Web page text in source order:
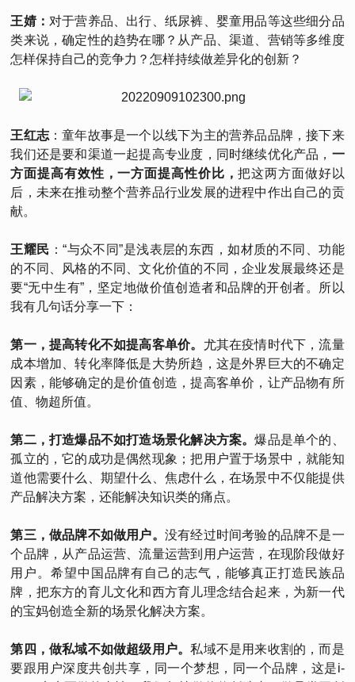
王婧： 对于营养品、出行、纸尿裤、婴童用品等这些细分品
类来说，确定性的趋势在哪？从产品、渠道、营销等多维度
怎样保持自己的竞争力？怎样持续做差异化的创新？
王红志 ：童年故事是一个以线下为主的营养品品牌，接下来
我们还是要和渠道一起提高专业度，同时继续优化产品， 一
方面提高有效性，一方面提高性价比，把这两方面做好以
后，未来在推动整个营养品行业发展的进程中作出自己的贡
献。
王耀民 ：“与众不同”是浅表层的东西，如材质的不同、功能
的不同、风格的不同、文化价值的不同，企业发展最终还是
要“无中生有”，坚定地做价值创造者和品牌的开创者。所以
我有几句话分享一下：
第一，提高转化不如提高客单价。 尤其在疫情时代下，流量
成本增加、转化率降低是大势所趋，这是外界巨大的不确定
因素，能够确定的是价值创造，提高客单价，让产品物有所
值、物超所值。
第二，打造爆品不如打造场景化解决方案。爆品是单个的、
孤立的，它的成功是偶然现象；把用户置于场景中，就能知
道他需要什么、期望什么、焦虑什么，在场景中不仅能提供
产品解决方案，还能解决知识类的痛点。
第三，做品牌不如做用户。 没有经过时间考验的品牌不是一
个品牌，从产品运营、流量运营到用户运营，在现阶段做好
用户。希望中国品牌有自己的志气，能够真正打造民族品
牌，把东方的育儿文化和西方育儿理念结合起来，为新一代
的宝妈创造全新的场景化解决方案。
第四，做私域不如做超级用户。私域不是用来收割的，而是
要跟用户深度共创共享，同一个梦想，同一个品牌，这是i-